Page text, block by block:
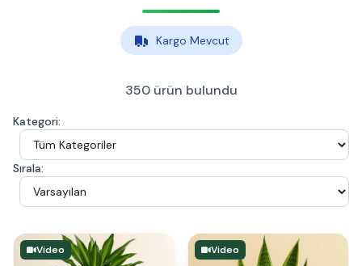
Kargo Mevcut
350 ürün bulundu
Kategori:
Sırala:
Video Video